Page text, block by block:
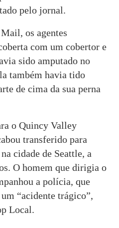
pelo jornal.
os agentes
com um cobertor e
sido amputado no
também havia tido
de cima da sua perna
o Quincy Valley
transferido para
cidade de Seattle, a
O homem que dirigia o
a polícia, que
“acidente trágico”,
Local.